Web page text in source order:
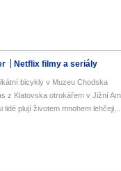
Netflix filmy a seriály
bicykly v Muzeu Chodska
z Klatovska otrokářem v Jižní
lidé plují životem mnohem